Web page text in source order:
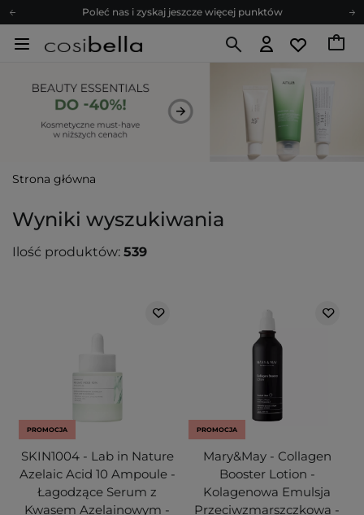
Zapisz się na newsletter pełen porad
Bezpłatne konsultacje kosmetologiczne
Poleć nas i zyskaj jeszcze więcej punktów
Zapisz się na newsletter pełen porad
Strona główna
Wyniki wyszukiwania
Ilość produktów: 539
PROMOCJA
SKIN1004 - Lab in Nature
Azelaic Acid 10 Ampoule -
Łagodzące Serum z
Kwasem Azelainowym -
PROMOCJA
Mary&May - Collagen
Booster Lotion -
Kolagenowa Emulsja
Przeciwzmarszczkowa -